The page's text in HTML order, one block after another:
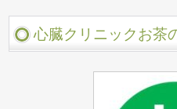
心臓クリニックお茶